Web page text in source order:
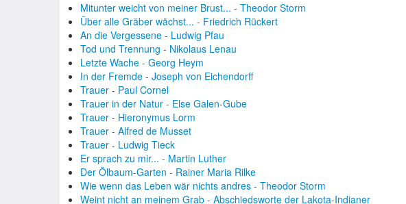
Mitunter weicht von meiner Brust... - Theodor Storm
Über alle Gräber wächst... - Friedrich Rückert
An die Vergessene - Ludwig Pfau
Tod und Trennung - Nikolaus Lenau
Letzte Wache - Georg Heym
In der Fremde - Joseph von Eichendorff
Trauer - Paul Cornel
Trauer in der Natur - Else Galen-Gube
Trauer - Hieronymus Lorm
Trauer - Alfred de Musset
Trauer - Ludwig Tieck
Er sprach zu mir... - Martin Luther
Der Ölbaum-Garten - Rainer Maria Rilke
Wie wenn das Leben wär nichts andres - Theodor Storm
Weint nicht an meinem Grab - Abschiedsworte der Lakota-Indianer